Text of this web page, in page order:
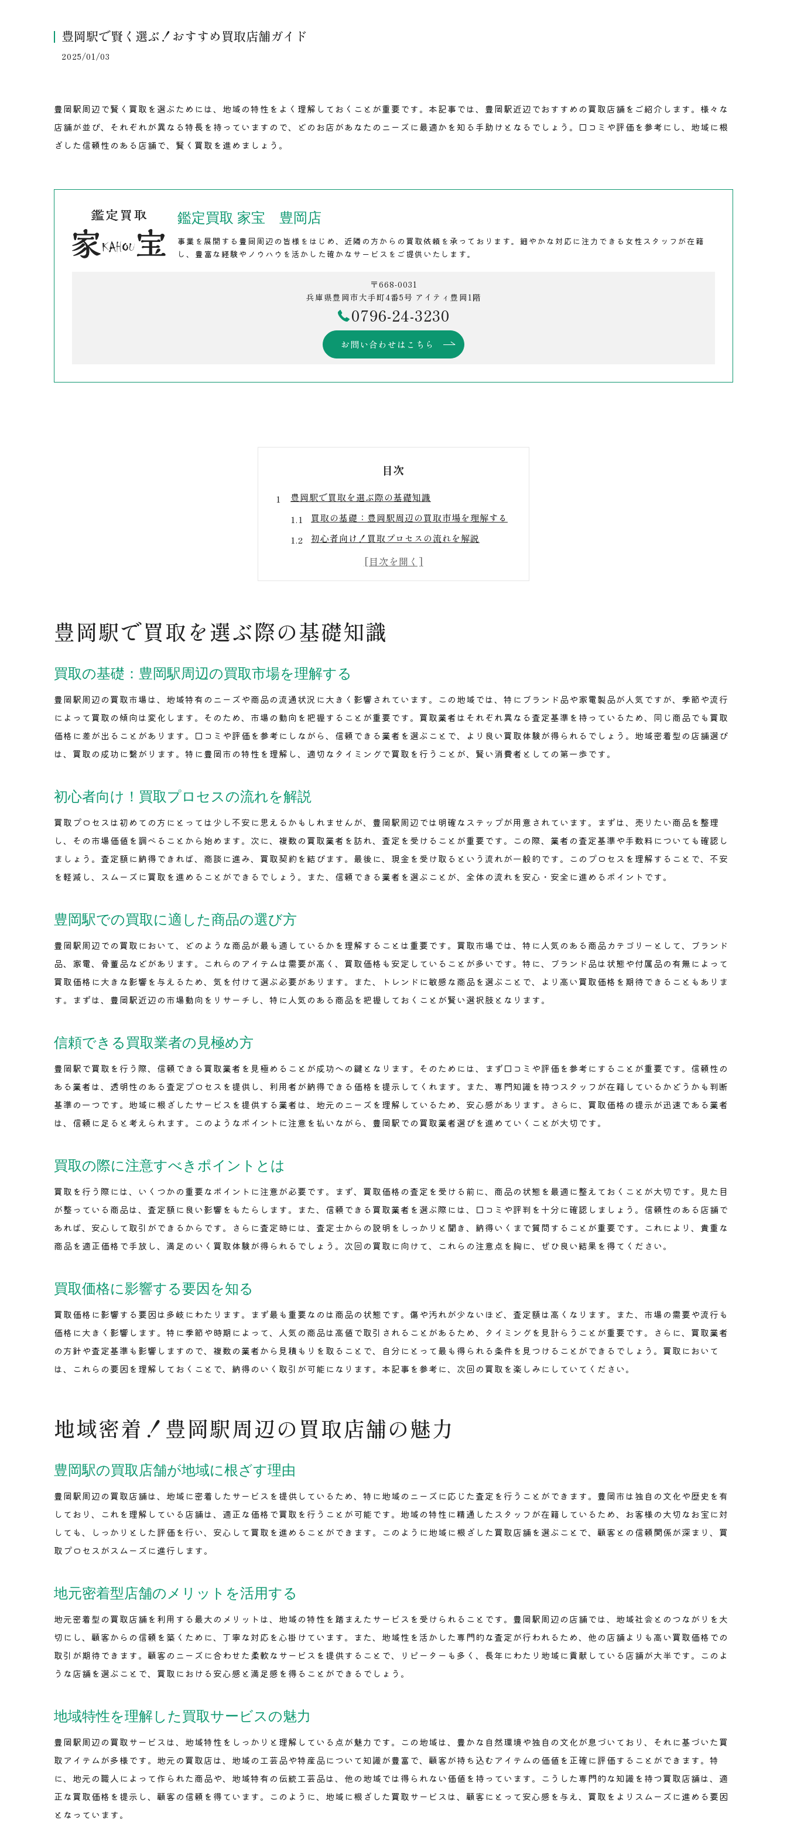
豊岡駅で賢く選ぶ！おすすめ買取店舗ガイド
2025/01/03
豊岡駅周辺で賢く買取を選ぶためには、地域の特性をよく理解しておくことが重要です。本記事では、豊岡駅近辺でおすすめの買取店舗をご紹介します。様々な
店舗が並び、それぞれが異なる特長を持っていますので、どのお店があなたのニーズに最適かを知る手助けとなるでしょう。口コミや評価を参考にし、地域に根
ざした信頼性のある店舗で、賢く買取を進めましょう。
鑑定買取 家宝 豊岡店
事業を展開する豊岡周辺の皆様をはじめ、近隣の方からの買取依頼を承っております。細やかな対応に注力できる女性スタッフが在籍
し、豊富な経験やノウハウを活かした確かなサービスをご提供いたします。
〒668-0031
兵庫県豊岡市大手町4番5号 アイティ豊岡1階
0796-24-3230
お問い合わせはこちら
目次
豊岡駅で買取を選ぶ際の基礎知識
買取の基礎：豊岡駅周辺の買取市場を理解する
初心者向け！買取プロセスの流れを解説
豊岡駅での買取に適した商品の選び方
信頼できる買取業者の見極め方
買取価格に影響する要因を知る
地域密着！豊岡駅周辺の買取店舗の魅力
地元密着型店舗のメリットを活用する
地域特性を理解した買取サービスの魅力
豊岡駅周辺の買取店の特色とは
地域密着型の信頼できる店舗選びのコツ
口コミが示す豊岡駅おすすめ買取店の実力
口コミの活用法：信頼できる情報の見極め方
ユーザーの声から見る買取店の評判
豊岡駅周辺の口コミ評価の高い店舗とは
豊岡駅で買取成功！信頼性の高い店舗の選び方
成功する買取のための店舗選びの基準
信頼できる買取店舗の見分け方
実績と信頼性を重視した店舗選びのポイント
賢く選ぶ！豊岡駅での買取体験を最大化する方法
買取体験を最大化するための準備とは
豊岡駅での買取体験を充実させる秘訣
買取体験を通じて知識を深める方法
豊岡駅周辺の買取店舗を徹底調査
豊岡駅周辺の買取店舗を詳しく紹介
調査結果から見える豊岡駅の買取事情
地域の特性を活かした店舗調査のコツ
買取初心者必見！豊岡駅で失敗しない店舗選び
初心者向け！豊岡駅の買取店選びガイド
初心者が知っておくべき店舗選びのポイント
地域の特性を活かした豊岡駅での買取術
地域特性を理解した買取戦略の立て方
地域の特色を最大限に活かす買取方法
豊岡駅で買取を選ぶ際の基礎知識
買取の基礎：豊岡駅周辺の買取市場を理解する
豊岡駅周辺の買取市場は、地域特有のニーズや商品の流通状況に大きく影響されています。この地域では、特にブランド品や家電製品が人気ですが、季節や流行
によって買取の傾向は変化します。そのため、市場の動向を把握することが重要です。買取業者はそれぞれ異なる査定基準を持っているため、同じ商品でも買取
価格に差が出ることがあります。口コミや評価を参考にしながら、信頼できる業者を選ぶことで、より良い買取体験が得られるでしょう。地域密着型の店舗選び
は、買取の成功に繋がります。特に豊岡市の特性を理解し、適切なタイミングで買取を行うことが、賢い消費者としての第一歩です。
初心者向け！買取プロセスの流れを解説
買取プロセスは初めての方にとっては少し不安に思えるかもしれませんが、豊岡駅周辺では明確なステップが用意されています。まずは、売りたい商品を整理
し、その市場価値を調べることから始めます。次に、複数の買取業者を訪れ、査定を受けることが重要です。この際、業者の査定基準や手数料についても確認し
ましょう。査定額に納得できれば、商談に進み、買取契約を結びます。最後に、現金を受け取るという流れが一般的です。このプロセスを理解することで、不安
を軽減し、スムーズに買取を進めることができるでしょう。また、信頼できる業者を選ぶことが、全体の流れを安心・安全に進めるポイントです。
豊岡駅での買取に適した商品の選び方
豊岡駅周辺での買取において、どのような商品が最も適しているかを理解することは重要です。買取市場では、特に人気のある商品カテゴリーとして、ブランド
品、家電、骨董品などがあります。これらのアイテムは需要が高く、買取価格も安定していることが多いです。特に、ブランド品は状態や付属品の有無によって
買取価格に大きな影響を与えるため、気を付けて選ぶ必要があります。また、トレンドに敏感な商品を選ぶことで、より高い買取価格を期待できることもありま
す。まずは、豊岡駅近辺の市場動向をリサーチし、特に人気のある商品を把握しておくことが賢い選択肢となります。
信頼できる買取業者の見極め方
豊岡駅で買取を行う際、信頼できる買取業者を見極めることが成功への鍵となります。そのためには、まず口コミや評価を参考にすることが重要です。信頼性の
ある業者は、透明性のある査定プロセスを提供し、利用者が納得できる価格を提示してくれます。また、専門知識を持つスタッフが在籍しているかどうかも判断
基準の一つです。地域に根ざしたサービスを提供する業者は、地元のニーズを理解しているため、安心感があります。さらに、買取価格の提示が迅速である業者
は、信頼に足ると考えられます。このようなポイントに注意を払いながら、豊岡駅での買取業者選びを進めていくことが大切です。
買取の際に注意すべきポイントとは
買取を行う際には、いくつかの重要なポイントに注意が必要です。まず、買取価格の査定を受ける前に、商品の状態を最適に整えておくことが大切です。見た目
が整っている商品は、査定額に良い影響をもたらします。また、信頼できる買取業者を選ぶ際には、口コミや評判を十分に確認しましょう。信頼性のある店舗で
あれば、安心して取引ができるからです。さらに査定時には、査定士からの説明をしっかりと聞き、納得いくまで質問することが重要です。これにより、貴重な
商品を適正価格で手放し、満足のいく買取体験が得られるでしょう。次回の買取に向けて、これらの注意点を胸に、ぜひ良い結果を得てください。
買取価格に影響する要因を知る
買取価格に影響する要因は多岐にわたります。まず最も重要なのは商品の状態です。傷や汚れが少ないほど、査定額は高くなります。また、市場の需要や流行も
価格に大きく影響します。特に季節や時期によって、人気の商品は高値で取引されることがあるため、タイミングを見計らうことが重要です。さらに、買取業者
の方針や査定基準も影響しますので、複数の業者から見積もりを取ることで、自分にとって最も得られる条件を見つけることができるでしょう。買取において
は、これらの要因を理解しておくことで、納得のいく取引が可能になります。本記事を参考に、次回の買取を楽しみにしていてください。
地域密着！豊岡駅周辺の買取店舗の魅力
豊岡駅の買取店舗が地域に根ざす理由
豊岡駅周辺の買取店舗は、地域に密着したサービスを提供しているため、特に地域のニーズに応じた査定を行うことができます。豊岡市は独自の文化や歴史を有
しており、これを理解している店舗は、適正な価格で買取を行うことが可能です。地域の特性に精通したスタッフが在籍しているため、お客様の大切なお宝に対
しても、しっかりとした評価を行い、安心して買取を進めることができます。このように地域に根ざした買取店舗を選ぶことで、顧客との信頼関係が深まり、買
取プロセスがスムーズに進行します。
地元密着型店舗のメリットを活用する
地元密着型の買取店舗を利用する最大のメリットは、地域の特性を踏まえたサービスを受けられることです。豊岡駅周辺の店舗では、地域社会とのつながりを大
切にし、顧客からの信頼を築くために、丁寧な対応を心掛けています。また、地域性を活かした専門的な査定が行われるため、他の店舗よりも高い買取価格での
取引が期待できます。顧客のニーズに合わせた柔軟なサービスを提供することで、リピーターも多く、長年にわたり地域に貢献している店舗が大半です。このよ
うな店舗を選ぶことで、買取における安心感と満足感を得ることができるでしょう。
地域特性を理解した買取サービスの魅力
豊岡駅周辺の買取サービスは、地域特性をしっかりと理解している点が魅力です。この地域は、豊かな自然環境や独自の文化が息づいており、それに基づいた買
取アイテムが多様です。地元の買取店は、地域の工芸品や特産品について知識が豊富で、顧客が持ち込むアイテムの価値を正確に評価することができます。特
に、地元の職人によって作られた商品や、地域特有の伝統工芸品は、他の地域では得られない価値を持っています。こうした専門的な知識を持つ買取店舗は、適
正な買取価格を提示し、顧客の信頼を得ています。このように、地域に根ざした買取サービスは、顧客にとって安心感を与え、買取をよりスムーズに進める要因
となっています。